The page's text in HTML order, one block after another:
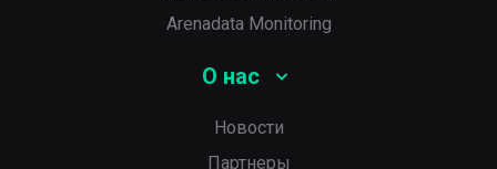
Arenadata Monitoring
О нас
Новости
Партнеры